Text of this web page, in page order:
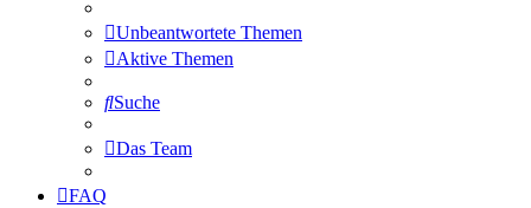
Unbeantwortete Themen
Aktive Themen
Suche
Das Team
FAQ